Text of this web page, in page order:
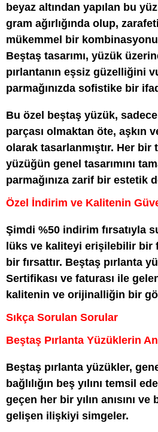
beyaz altından yapılan bu
gram ağırlığında olup,
mükemmel bir
Beştaş tasarımı, yüzük
pırlantanın eşsiz güzelliğini
parmağınızda sofistike bir
Bu özel beştaş yüzük,
parçası olmaktan öte, aşkın
olarak tasarlanmıştır. Her bir
yüzüğün genel tasarımını
parmağınıza zarif bir estetik
Özel İndirim ve Kalitenin
Şimdi %50 indirim fırsatıyla
lüks ve kaliteyi erişilebilir bir
bir fırsattır. Beştaş pırlanta
Sertifikası ve faturası ile
kalitenin ve orijinalliğin bir
Sıkça Sorulan Sorular
Beştaş Pırlanta Yüzüklerin
Beştaş pırlanta yüzükler,
bağlılığın beş yılını temsil
geçen her bir yılın anısını ve
gelişen ilişkiyi simgeler.